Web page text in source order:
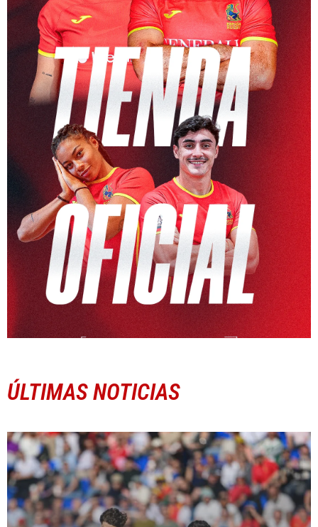
ÚLTIMAS NOTICIAS